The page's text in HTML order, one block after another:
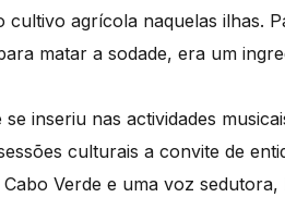
agrícola naquelas ilhas.
matar a sodade, era um
inseriu nas actividades
culturais a convite de
Verde e uma voz sedutora,